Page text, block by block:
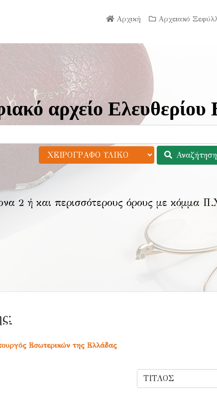
Αρχική Αρχειακό
αρχείο Ελευθερίου
Αναζήτηση
2 ή και περισσότερους όρους με κόμμα
Εσωτερικών της Ελλάδας